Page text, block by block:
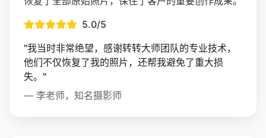
5.0/5
"我当时非常绝望，感谢转转大师团队的专业技术，
他们不仅恢复了我的照片，还帮我避免了重大损
失。"
— 李老师，知名摄影师